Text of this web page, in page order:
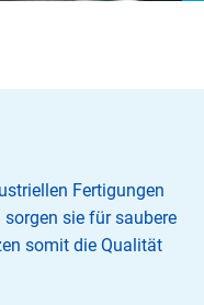
Fertigungen
sorgen sie für saubere
somit die Qualität